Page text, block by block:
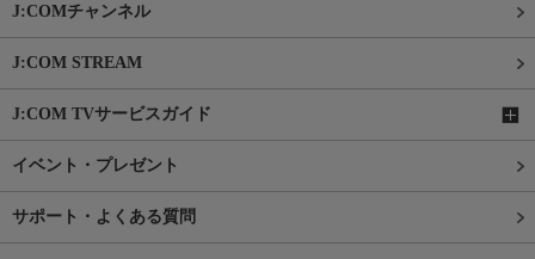
J:COMチャンネル
J:COM STREAM
J:COM TVサービスガイド
イベント・プレゼント
サポート・よくある質問